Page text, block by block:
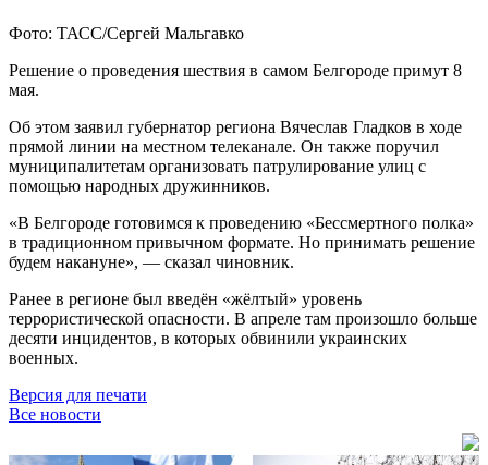
Фото: ТАСС/Сергей Мальгавко
Решение о проведения шествия в самом Белгороде примут 8
мая.
Об этом заявил губернатор региона Вячеслав Гладков в ходе
прямой линии на местном телеканале. Он также поручил
муниципалитетам организовать патрулирование улиц с
помощью народных дружинников.
«В Белгороде готовимся к проведению «Бессмертного полка»
в традиционном привычном формате. Но принимать решение
будем накануне», — сказал чиновник.
Ранее в регионе был введён «жёлтый» уровень
террористической опасности. В апреле там произошло больше
десяти инцидентов, в которых обвинили украинских
военных.
Версия для печати
Все новости